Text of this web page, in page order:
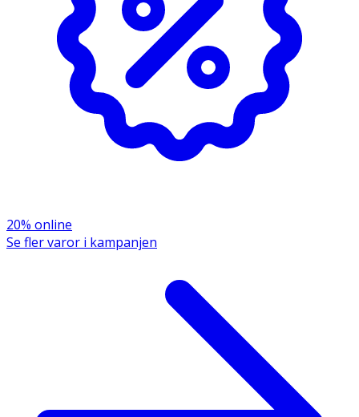
Innehåll
100 % ekologisk eterisk romersk kamomillolja (Anthemis
nobilis L). Framställd genom ångdestillation av blommor.
20% online
Se fler varor i kampanjen